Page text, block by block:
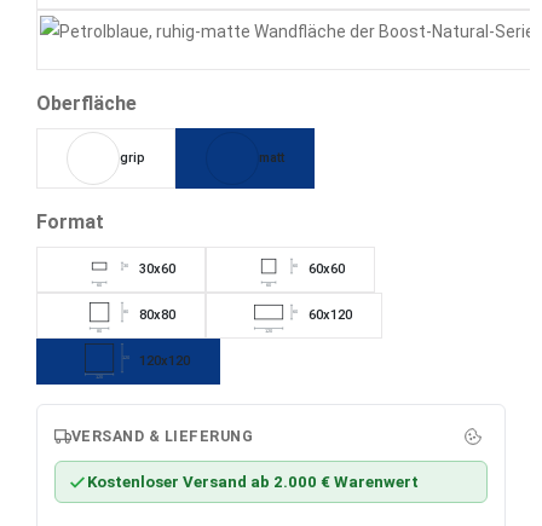
Oberflächeauswählen
grip matt
Format
60
30 30x60
60
60x60
80x80
120
60x120
120
120 120x120
VERSAND & LIEFERUNG
Kostenloser Versand ab 2.000 € Warenwert